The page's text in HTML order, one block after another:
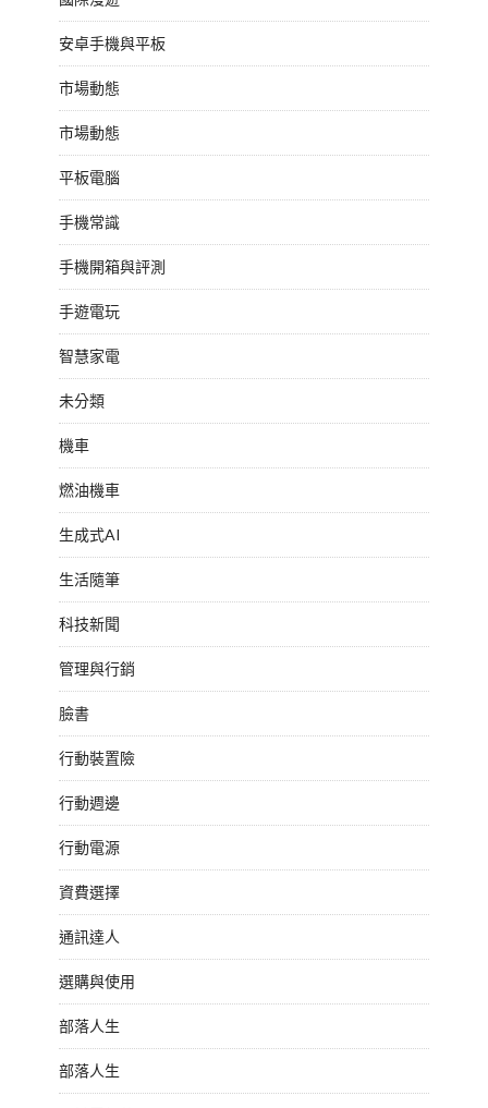
安卓手機與平板
市場動態
市場動態
平板電腦
手機常識
手機開箱與評測
手遊電玩
智慧家電
未分類
機車
燃油機車
生成式AI
生活隨筆
科技新聞
管理與行銷
臉書
行動裝置險
行動週邊
行動電源
資費選擇
通訊達人
選購與使用
部落人生
部落人生